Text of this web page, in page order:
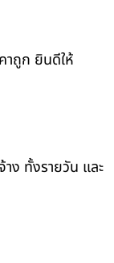
คาถูก ยินดีให้
ง ทั้งรายวัน และ